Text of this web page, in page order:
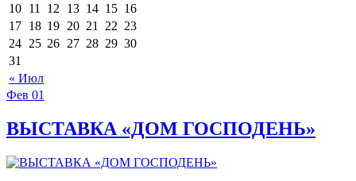
« Июл
10 11 12 13 14 15 16
17 18 19 20 21 22 23
24 25 26 27 28 29 30
31
Фев 01
ВЫСТАВКА «ДОМ ГОСПОДЕНЬ»